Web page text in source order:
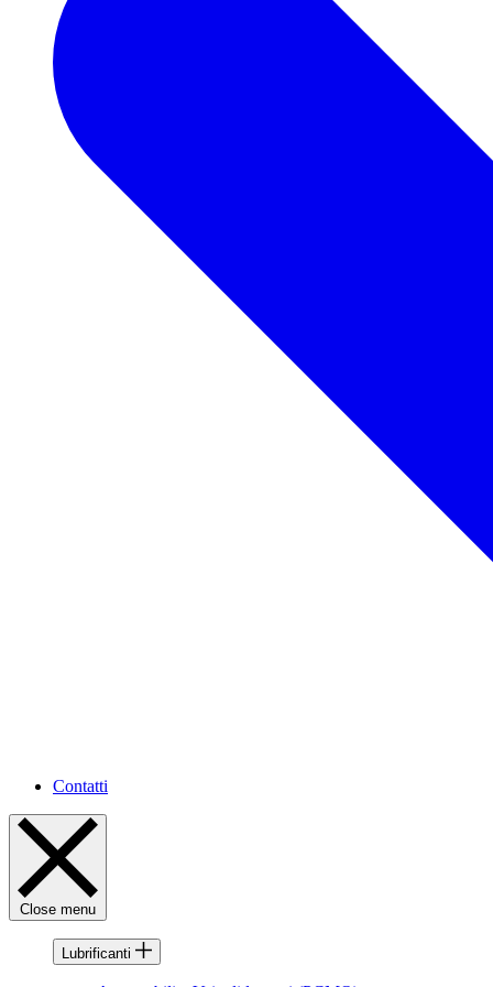
Contatti
Close menu
Lubrificanti